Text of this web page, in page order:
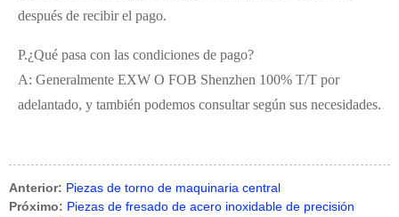
después de recibir el pago.
P.¿Qué pasa con las condiciones de pago?
A: Generalmente EXW O FOB Shenzhen 100% T/T por
adelantado, y también podemos consultar según sus necesidades.
Anterior: Piezas de torno de maquinaria central
Próximo: Piezas de fresado de acero inoxidable de precisión